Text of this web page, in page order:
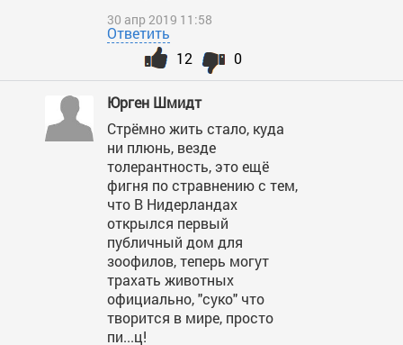
30 апр 2019 11:58
Ответить
0
12
Юрген Шмидт
Стрёмно жить стало, куда
ни плюнь, везде
толерантность, это ещё
фигня по стравнению с тем,
что В Нидерландах
открылся первый
публичный дом для
зоофилов, теперь могут
трахать животных
официально, "суко" что
творится в мире, просто
пи...ц!